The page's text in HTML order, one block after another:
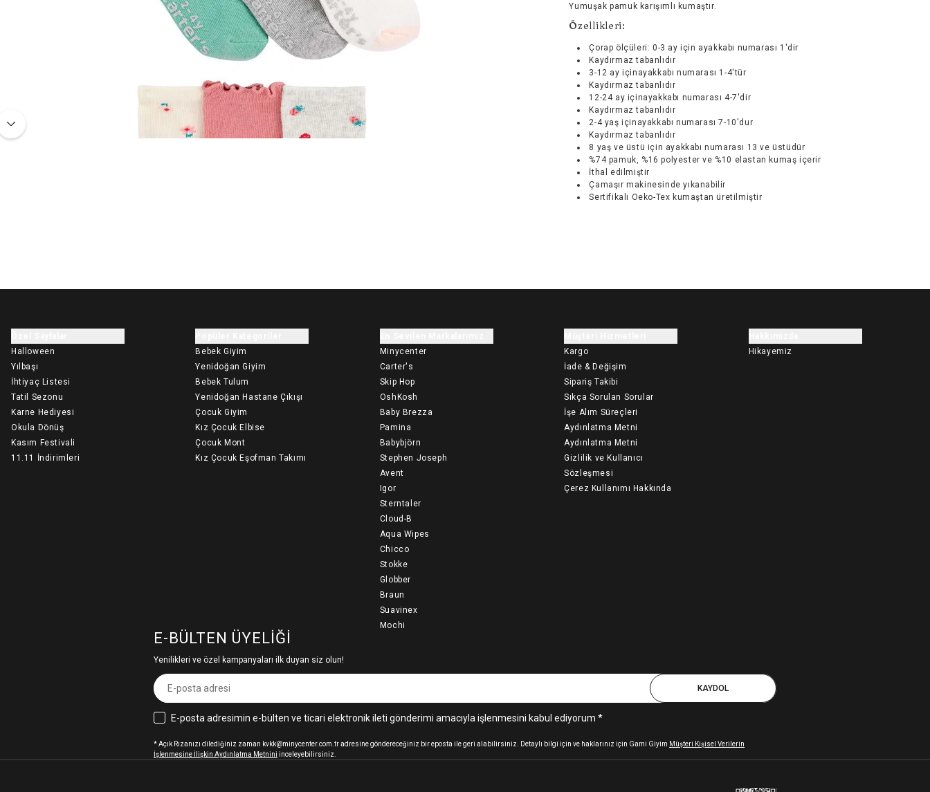
Yumuşak pamuk karışımlı kumaştır.
Özellikleri:
Çorap ölçüleri: 0-3 ay için ayakkabı numarası 1'dir
Kaydırmaz tabanlıdır
3-12 ay içinayakkabı numarası 1-4'tür
Kaydırmaz tabanlıdır
12-24 ay içinayakkabı numarası 4-7'dir
Kaydırmaz tabanlıdır
2-4 yaş içinayakkabı numarası 7-10'dur
Kaydırmaz tabanlıdır
8 yaş ve üstü için ayakkabı numarası 13 ve üstüdür
%74 pamuk, %16 polyester ve %10 elastan kumaş içerir
İthal edilmiştir
Çamaşır makinesinde yıkanabilir
Sertifikalı Oeko-Tex kumaştan üretilmiştir
Halloween
Yılbaşı
İhtiyaç Listesi
Tatil Sezonu
Karne Hediyesi
Okula Dönüş
Kasım Festivali
11.11 İndirimleri
Bebek Giyim
Yenidoğan Giyim
Bebek Tulum
Yenidoğan Hastane Çıkışı
Çocuk Giyim
Kız Çocuk Elbise
Çocuk Mont
Kız Çocuk Eşofman Takımı
Minycenter
Carter's
Skip Hop
OshKosh
Baby Brezza
Pamina
Babybjörn
Stephen Joseph
Avent
Igor
Sterntaler
Cloud-B
Aqua Wipes
Chicco
Stokke
Globber
Braun
Suavinex
Mochi
Kargo
İade & Değişim
Sipariş Takibi
Sıkça Sorulan Sorular
İşe Alım Süreçleri
Aydınlatma Metni
Aydınlatma Metni
Gizlilik ve Kullanıcı
Sözleşmesi
Çerez Kullanımı Hakkında
Hikayemiz
E-BÜLTEN ÜYELIĞI
Yenilikleri ve özel kampanyaları ilk duyan siz olun!
KAYDOL
E-posta adresimin e-bülten ve ticari elektronik ileti gönderimi amacıyla işlenmesini kabul ediyorum *
* Açık Rızanızı dilediğiniz zaman kvkk@minycenter.com.tr adresine göndereceğiniz bir eposta ile geri alabilirsiniz. Detaylı bilgi için ve haklarınız için Gami Giyim Müşteri Kişisel Verilerin
İşlenmesine İlişkin Aydınlatma Metnini inceleyebilirsiniz.